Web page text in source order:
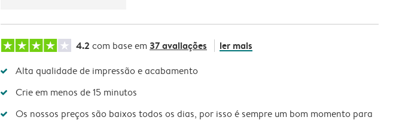
4.2 com base em 37 avaliações ler mais
Alta qualidade de impressão e acabamento
Crie em menos de 15 minutos
Os nossos preços são baixos todos os dias, por isso é sempre um bom momento para